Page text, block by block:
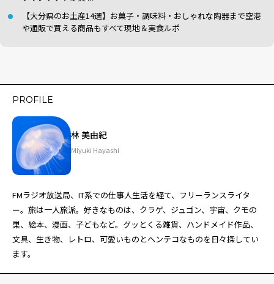
【大分県のお土産14選】お菓子・調味料・おしゃれな陶器まで空港
や通販で買える商品もすべて現地＆実食ルポ
PROFILE
林 美由紀
Miyuki Hayashi
FMラジオ放送局、IT系での仕事人生活を経て、フリーランスライタ
ー。旅は一人旅派。好きなものは、クラゲ、ジュゴン、宇宙、クモの
巣、絵本、漫画、子どもなど。グッとくる雑貨、ハンドメイド作品、
文具、生き物、レトロ、可愛いものとヘンテコなものを日々探してい
ます。